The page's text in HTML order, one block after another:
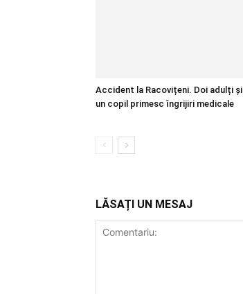
Accident la Racovițeni. Doi adulți și
un copil primesc îngrijiri medicale
LĂSAȚI UN MESAJ